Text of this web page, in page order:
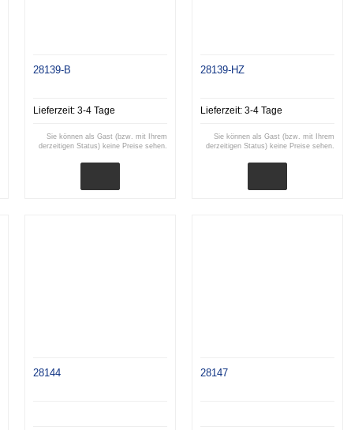
28139-B
Lieferzeit:3-4 Tage
Sie können als Gast (bzw. mit Ihrem
derzeitigen Status) keine Preise sehen.
28139-HZ
Lieferzeit:3-4 Tage
Sie können als Gast (bzw. mit Ihrem
derzeitigen Status) keine Preise sehen.
28144 28147